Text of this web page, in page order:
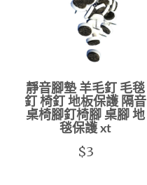
靜音腳墊 羊毛釘 毛毯
釘 椅釘 地板保護 隔音
桌椅腳釘椅腳 桌腳 地
毯保護 xt
$3